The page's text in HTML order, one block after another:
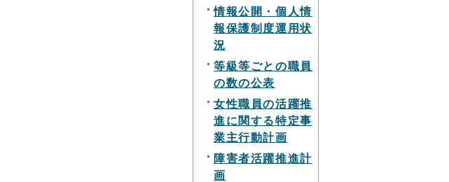
情報公開・個人情
報保護制度運用状
況
等級等ごとの職員
の数の公表
女性職員の活躍推
進に関する特定事
業主行動計画
障害者活躍推進計
画